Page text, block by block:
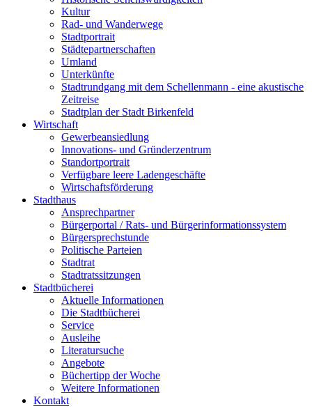
Kultur
Rad- und Wanderwege
Stadtportrait
Städtepartnerschaften
Umland
Unterkünfte
Stadtrundgang mit dem Schellenmann - eine akustische
Zeitreise
Stadtplan der Stadt Birkenfeld
Wirtschaft
Gewerbeansiedlung
Innovations- und Gründerzentrum
Standortportrait
Verfügbare leere Ladengeschäfte
Wirtschaftsförderung
Stadthaus
Ansprechpartner
Bürgerportal / Rats- und Bürgerinformationssystem
Bürgersprechstunde
Politische Parteien
Stadtrat
Stadtratssitzungen
Stadtbücherei
Aktuelle Informationen
Die Stadtbücherei
Service
Ausleihe
Literatursuche
Angebote
Büchertipp der Woche
Weitere Informationen
Kontakt